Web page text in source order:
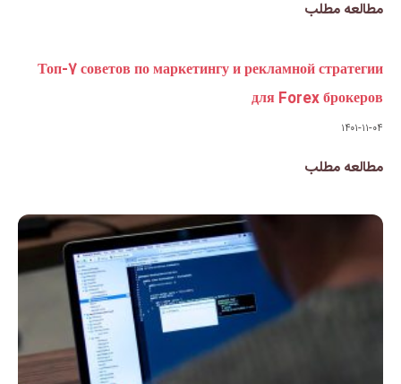
Топ-7 советов по маркетингу